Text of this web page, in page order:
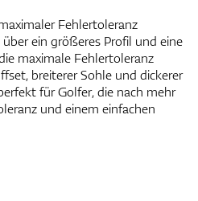
Fehlertoleranz
ein größeres Profil und eine
maximale Fehlertoleranz
breiterer Sohle und dickerer
für Golfer, die nach mehr
und einem einfachen